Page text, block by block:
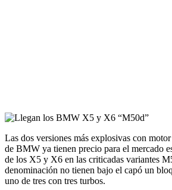
Las dos versiones más explosivas con
de BMW ya tienen precio para el mercado
de los X5 y X6 en las criticadas variantes
denominación no tienen bajo el capó un
uno de tres con tres turbos.